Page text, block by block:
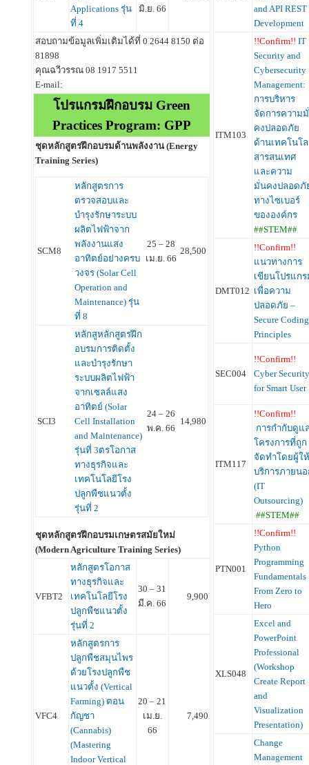
Applications รุ่น
ที่ 4
มิ.ย. 66
สอบถามข้อมูลเพิ่มเติมได้ที่ 0 2644 8150 ต่อ
81898
คุณฉวีวรรณ 08 1917 5511
E-mail:
โปรแกรมฝึกอบรม Green
Practices Program: GPP
ชุดหลักสูตรฝึกอบรมด้านพลังงาน (Energy
Training Series)
SCM8
หลักสูตรการ
ตรวจสอบและ
บำรุงรักษาระบบ
ผลิตไฟฟ้าจาก
พลังงานแสง
อาทิตย์อย่างครบ
วงจร (Solar Cell
Operation and
Maintenance) รุ่น
ที่ 8
25 – 28
เม.ย. 66
28,500
SCI3
หลักสูหลักสูตรฝึก
อบรมการติดตั้ง
และบำรุงรักษา
ระบบผลิตไฟฟ้า
จากเซลล์แสง
อาทิตย์ (Solar
Cell Installation
and Maintenance)
รุ่นที่ 3ตรโอกาส
ทางธุรกิจและ
เทคโนโลยีโรง
ปลูกพืชแนวตั้ง
รุ่นที่ 2
24 – 26
พ.ค. 66
14,980
ชุดหลักสูตรฝึกอบรมเกษตรสมัยใหม่
(Modern Agriculture Training Series)
VFBT2
หลักสูตรโอกาส
ทางธุรกิจและ
เทคโนโลยีโรง
ปลูกพืชแนวตั้ง
รุ่นที่ 2
30 – 31
มี.ค. 66
9,900
VFC4
หลักสูตรการ
ปลูกพืชสมุนไพร
ด้วยโรงปลูกพืช
แนวตั้ง (Vertical
Farming) ตอน
กัญชา
(Cannabis)
(Mastering
Indoor Vertical
20 – 21
เม.ย.
66
7,490
and API REST
Development
ITM103
!!Confirm!! IT
Security and
Cybersecurity
Management:
การบริหาร
จัดการความ
คงปลอดภัย
ด้านเทคโนโ
สารสนเทศ
และความ
มั่นคงปลอดภั
ทางไซเบอร์
ขององค์กร
##STEM##
DMT012
!!Confirm!!
แนวทางการ
เขียนโปรแก
เพื่อความ
ปลอดภัย –
Secure Coding
Principles
SEC004
!!Confirm!!
Cyber Security
for Smart User
ITM117
!!Confirm!!
การกำกับดูแ
โครงการที่ถูก
จัดทำโดยผู้ให้
บริการภายน
(IT
Outsourcing)
##STEM##
PTN001
!!Confirm!!
Python
Programming
Fundamentals
From Zero to
Hero
XLS048
Excel and
PowerPoint
Professional
(Workshop
Create Report
and
Visualization
Presentation)
Change
Management